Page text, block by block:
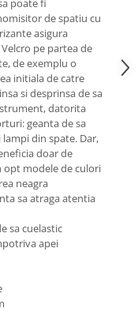
poate fi
de spatiu cu
asigura
pe partea de
de exemplu o
initiala de catre
si desprinsa de sa
datorita
geanta de sa
din spate. Dar,
doar de
opt modele de culori
neagra
sa atraga atentia
sa cuelastic
apei